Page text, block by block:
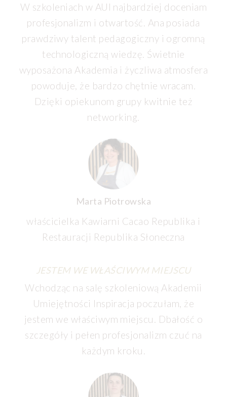
W szkoleniach w AUI najbardziej doceniam
profesjonalizm i otwartość. Ana posiada
prawdziwy talent pedagogiczny i ogromną
technologiczną wiedzę. Świetnie
wyposażona Akademia i życzliwa atmosfera
powoduje, że bardzo chętnie wracam.
Dzięki opiekunom grupy kwitnie też
networking.
Marta Piotrowska
właścicielka Kawiarni Cacao Republika i
Restauracji Republika Słoneczna
JESTEM WE WŁAŚCIWYM MIEJSCU
Wchodząc na salę szkoleniową Akademii
Umiejętności Inspiracja poczułam, że
jestem we właściwym miejscu. Dbałość o
szczegóły i pełen profesjonalizm czuć na
każdym kroku.